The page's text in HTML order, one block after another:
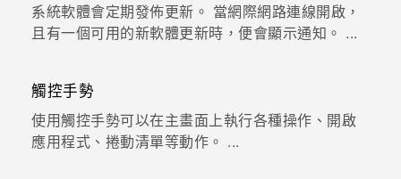
VIVELAND
系統軟體會定期發佈更新。 當網際網路連線開啟，
且有一個可用的新軟體更新時，便會顯示通知。 ...
觸控手勢
使用觸控手勢可以在主畫面上執行各種操作、開啟
應用程式、捲動清單等動作。 ...